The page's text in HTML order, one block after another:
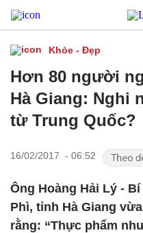
Khỏe - Đẹp
Hơn 80 người
Hà Giang: Nghi
từ Trung Quốc?
16/02/2017 - 06:52
Ông Hoàng Hải Lý -
Phì, tỉnh Hà Giang
rằng: “Thực phẩm